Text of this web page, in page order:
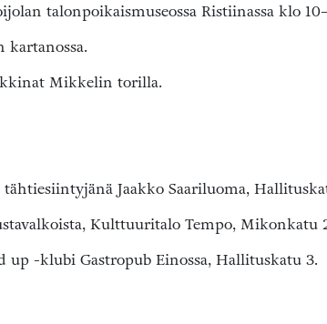
talonpoikaismuseossa Ristiinassa klo
kartanossa.
Mikkelin torilla.
Jaakko Saariluoma,
Kulttuuritalo Tempo, Mikonkatu
up -klubi Gastropub Einossa, Hallituskatu 3.